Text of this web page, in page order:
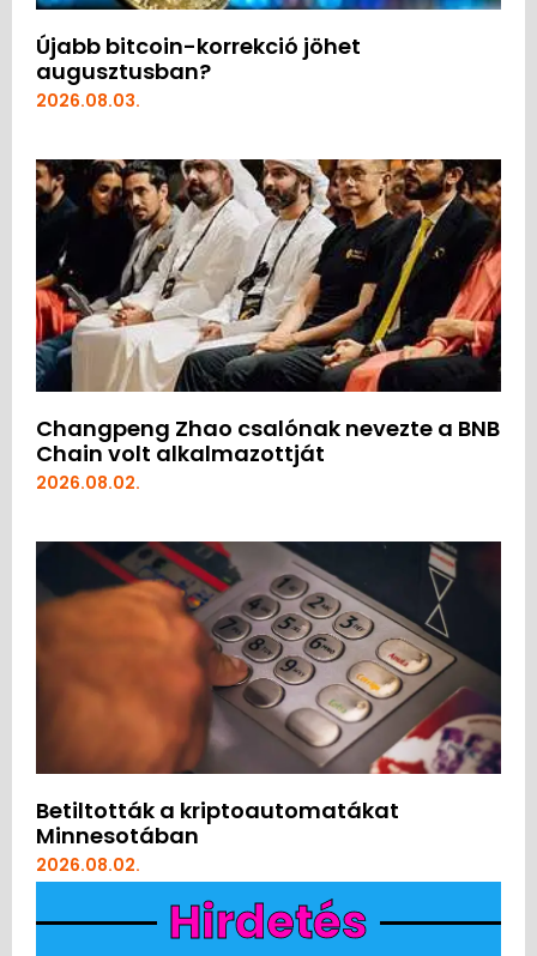
Újabb bitcoin-korrekció jöhet
augusztusban?
2026.08.03.
Changpeng Zhao csalónak nevezte a BNB
Chain volt alkalmazottját
2026.08.02.
Betiltották a kriptoautomatákat
Minnesotában
2026.08.02.
Hirdetés